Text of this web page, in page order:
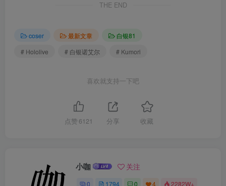
THE END
coser 最新文章
白银81
# Hololive
# 白银诺艾尔 # Kumori
喜欢就支持一下吧
点赞 6121 分享 收藏
小咖 关注
0 1794 0 4 2282W+